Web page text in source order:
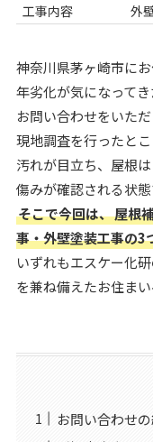
工事内容
外
神奈川県茅ヶ崎市に
年劣化が気になって
お問い合わせをいただ
現地調査を行ったと
汚れが目立ち、屋根
傷みが確認される状態
そこで今回は、屋根
事・外壁塗装工事の3
いずれもエスケー化
を兼ね備えたお住ま
お問い合わせ